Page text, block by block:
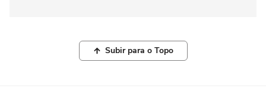
Subir para o Topo